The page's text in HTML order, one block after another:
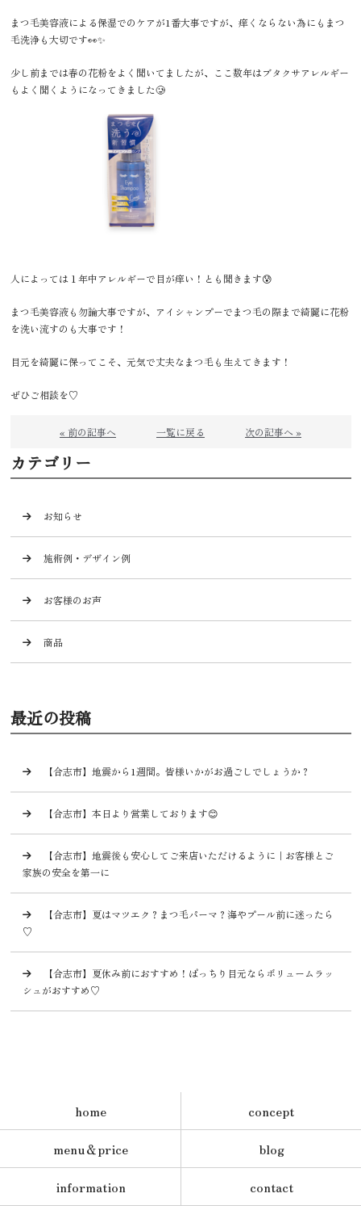
まつ毛美容液による保湿でのケアが1番大事ですが、痒くならない為にもまつ
毛洗浄も大切です👀✨
少し前までは春の花粉をよく聞いてましたが、ここ数年はブタクサアレルギー
もよく聞くようになってきました🥲
人によっては１年中アレルギーで目が痒い！とも聞きます😰
まつ毛美容液も勿論大事ですが、アイシャンプーでまつ毛の際まで綺麗に花粉
を洗い流すのも大事です！
目元を綺麗に保ってこそ、元気で丈夫なまつ毛も生えてきます！
ぜひご相談を♡
« 前の記事へ 一覧に戻る 次の記事へ »
カテゴリー
お知らせ
施術例・デザイン例
お客様のお声
商品
最近の投稿
【合志市】地震から1週間。皆様いかがお過ごしでしょうか？
【合志市】本日より営業しております😊
【合志市】地震後も安心してご来店いただけるように｜お客様とご
家族の安全を第一に
【合志市】夏はマツエク？まつ毛パーマ？海やプール前に迷ったら
♡
【合志市】夏休み前におすすめ！ぱっちり目元ならボリュームラッ
シュがおすすめ♡
home
concept
menu＆price
blog
information
contact